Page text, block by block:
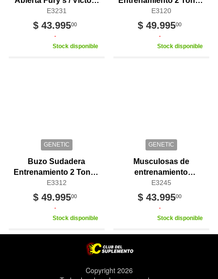
Genetic
E3231
$ 43.99500
Stock disponible
Pumping Iron Genetic
E3120
$ 49.99500
Stock disponible
GENETIC
Buzo Sudadera
Entrenamiento 2 Tonos
Brutal Gainz Genetic
Pro
E3312
$ 49.99500
Stock disponible
GENETIC
Musculosas de
entrenamiento
anatomica Military
Genetic
E3245
$ 43.99500
Stock disponible
Copyright 2026